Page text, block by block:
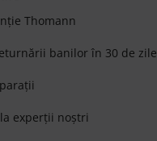
Thomann
banilor în 30 de zile
experții noștri